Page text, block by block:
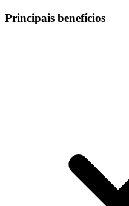
Principais benefícios